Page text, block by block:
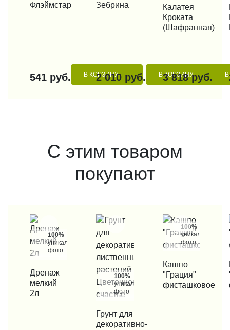
Флэймстар
541 руб. В КОРЗИНУ
Зебрина
2 010 руб. В КОРЗИНУ
КУПИТЬ В 1 КЛИК
Калатея
Кроката
(Шафранная)
3 818 руб.
С этим товаром
покупают
100%
уникальные
фото
КУПИТЬ В 1 КЛИК
Дренаж
мелкий
2л
100%
уникальные
фото
КУПИТЬ В 1 КЛИК
Грунт для
декоративно-
100%
уникальные
фото
КУПИТЬ В 1 КЛИК
Кашпо
"Грация"
фисташковое